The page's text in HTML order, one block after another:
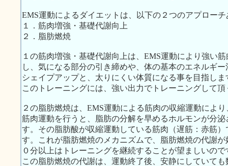
EMS運動によるダイエットは、以下の２つのアプロー
１．筋肉増強・基礎代謝向上
２．脂肪燃焼
１の筋肉増強・基礎代謝向上は、EMS運動により強い
し、気になる部分の引き締めや、体の基本のエネルギ
シェイプアップと、太りにくい体質になる事を目指しま
このトレーニングには、強い出力でトレーニングして
２の脂肪燃焼は、EMS運動による筋肉の収縮運動によ
筋肉運動を行うと、脂肪の分解を早めるホルモンが分
す。その脂肪酸が収縮運動している筋肉（遅筋：赤筋
す。これが脂肪燃焼のメカニズムで、脂肪燃焼の代謝
０分以上はトレーニングを継続することが望ましいので
この脂肪燃焼の代謝は、運動終了後、安静にしていて